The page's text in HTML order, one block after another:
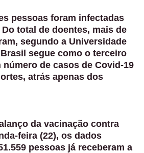
pessoas foram infectadas
total de doentes, mais de
segundo a Universidade
segue como o terceiro
de casos de Covid-19
atrás apenas dos
da vacinação contra
feira (22), os dados
pessoas já receberam a